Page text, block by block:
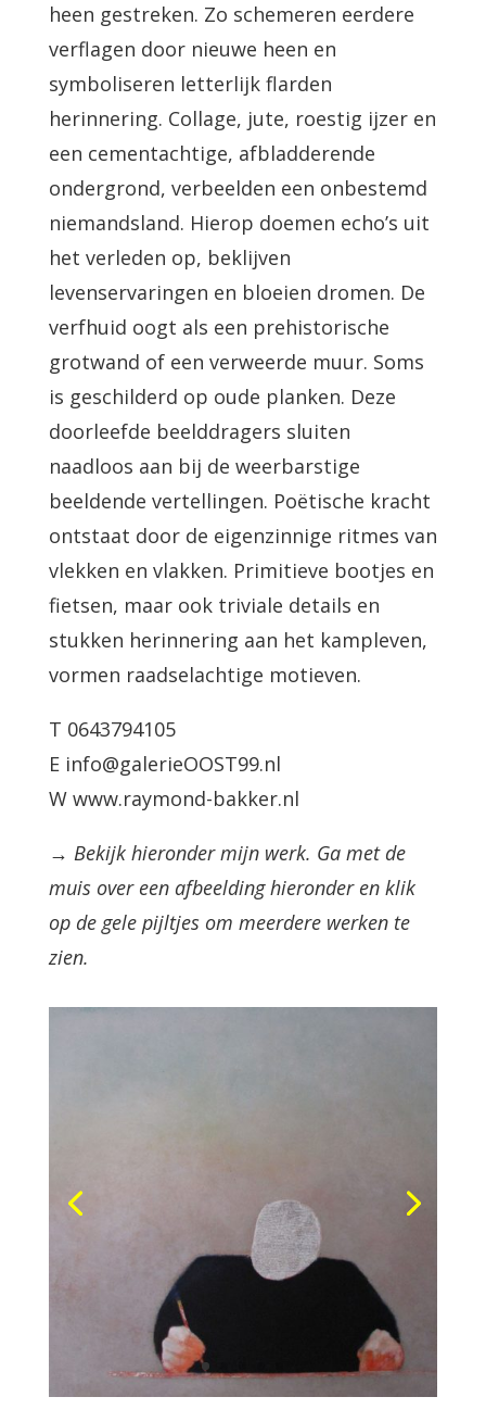
heen gestreken. Zo schemeren eerdere
verflagen door nieuwe heen en
symboliseren letterlijk flarden
herinnering. Collage, jute, roestig ijzer en
een cementachtige, afbladderende
ondergrond, verbeelden een onbestemd
niemandsland. Hierop doemen echo’s uit
het verleden op, beklijven
levenservaringen en bloeien dromen. De
verfhuid oogt als een prehistorische
grotwand of een verweerde muur. Soms
is geschilderd op oude planken. Deze
doorleefde beelddragers sluiten
naadloos aan bij de weerbarstige
beeldende vertellingen. Poëtische kracht
ontstaat door de eigenzinnige ritmes van
vlekken en vlakken. Primitieve bootjes en
fietsen, maar ook triviale details en
stukken herinnering aan het kampleven,
vormen raadselachtige motieven.
T 0643794105
E info@galerieOOST99.nl
W www.raymond-bakker.nl
→ Bekijk hieronder mijn werk. Ga met de
muis over een afbeelding hieronder en klik
op de gele pijltjes om meerdere werken te
zien.